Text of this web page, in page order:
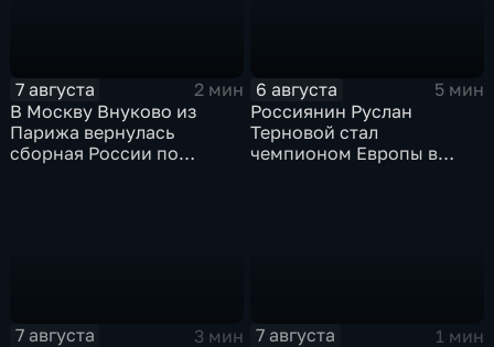
7 августа
2 мин
В Москву Внуково из
Парижа вернулась
сборная России по
6 августа
5 мин
Россиянин Руслан
Терновой стал
чемпионом Европы в
7 августа
3 мин
7 августа
1 мин